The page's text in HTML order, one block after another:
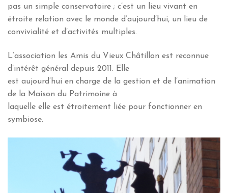
pas un simple conservatoire ; c’est un lieu vivant en
étroite relation avec le monde d’aujourd’hui, un lieu de
convivialité et d’activités multiples.
L’association les Amis du Vieux Châtillon est reconnue
d’intérêt général depuis 2011. Elle
est aujourd’hui en charge de la gestion et de l’animation
de la Maison du Patrimoine à
laquelle elle est étroitement liée pour fonctionner en
symbiose.